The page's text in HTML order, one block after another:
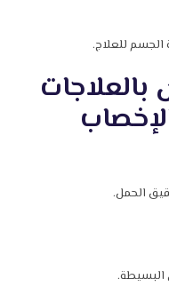
للعلاج.
الحمل.